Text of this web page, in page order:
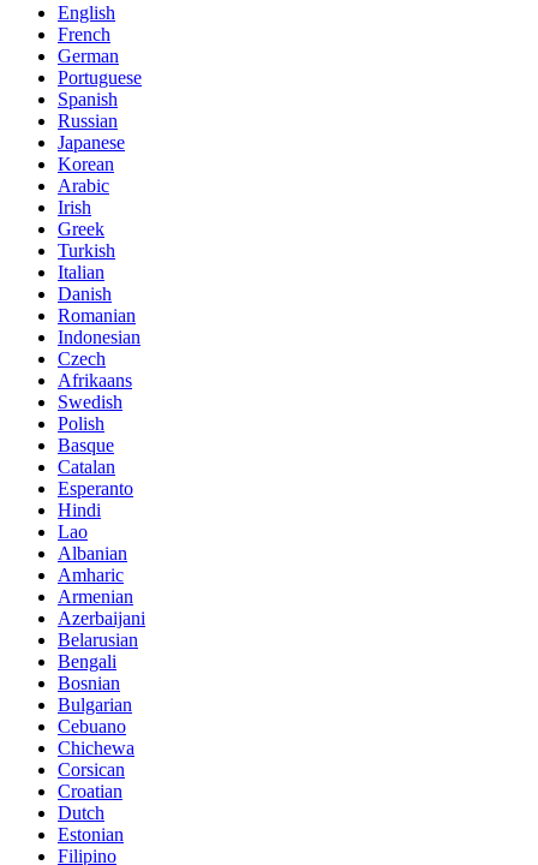
English
French
German
Portuguese
Spanish
Russian
Japanese
Korean
Arabic
Irish
Greek
Turkish
Italian
Danish
Romanian
Indonesian
Czech
Afrikaans
Swedish
Polish
Basque
Catalan
Esperanto
Hindi
Lao
Albanian
Amharic
Armenian
Azerbaijani
Belarusian
Bengali
Bosnian
Bulgarian
Cebuano
Chichewa
Corsican
Croatian
Dutch
Estonian
Filipino